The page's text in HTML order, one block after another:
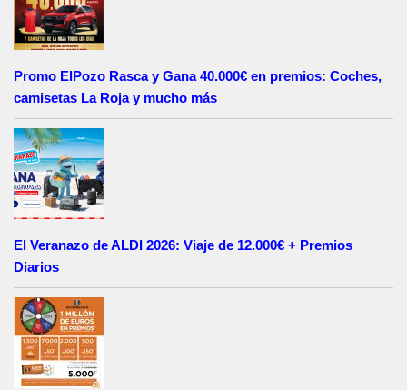
Promo ElPozo Rasca y Gana 40.000€ en premios: Coches,
camisetas La Roja y mucho más
El Veranazo de ALDI 2026: Viaje de 12.000€ + Premios
Diarios